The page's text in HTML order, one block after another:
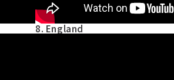
8. England